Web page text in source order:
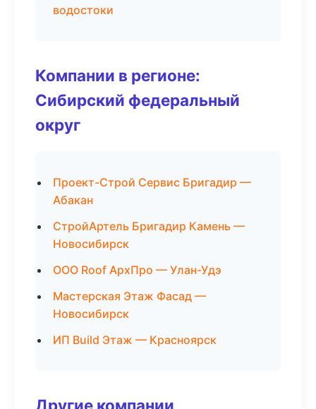
водостоки
Компании в регионе:
Сибирский федеральный
округ
Проект-Строй Сервис Бригадир —
Абакан
СтройАртель Бригадир Камень —
Новосибирск
ООО Roof АрхПро — Улан-Удэ
Мастерская Этаж Фасад —
Новосибирск
ИП Build Этаж — Красноярск
Другие компании